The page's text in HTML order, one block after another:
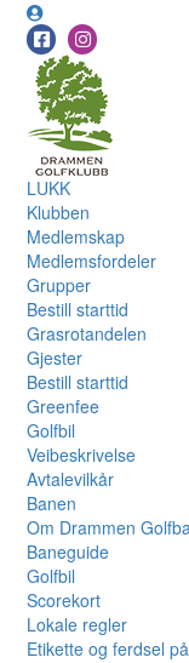
LUKK
Klubben
Medlemskap
Medlemsfordeler
Grupper
Bestill starttid
Grasrotandelen
Gjester
Bestill starttid
Greenfee
Golfbil
Veibeskrivelse
Avtalevilkår
Banen
Om Drammen
Baneguide
Golfbil
Scorekort
Lokale regler
Etikette og ferdsel